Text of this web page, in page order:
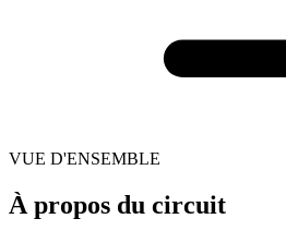
VUE D'ENSEMBLE
À propos du circuit